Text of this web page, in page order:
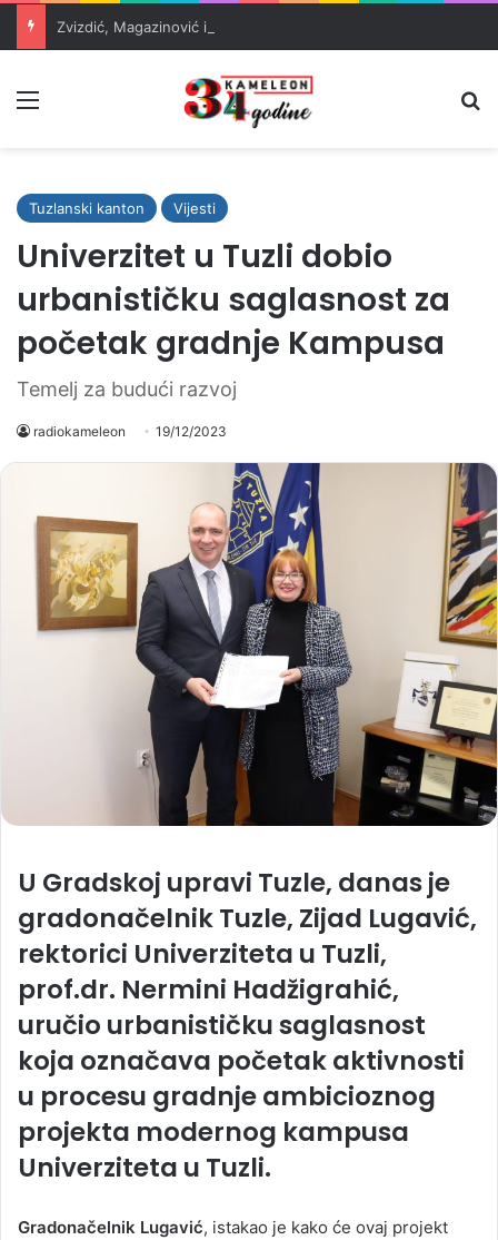
Tuzlanski kanton Vijesti
Univerzitet u Tuzli dobio
urbanističku saglasnost za
početak gradnje Kampusa
Temelj za budući razvoj
radiokameleon 19/12/2023
U Gradskoj upravi Tuzle, danas je
gradonačelnik Tuzle, Zijad Lugavić,
rektorici Univerziteta u Tuzli,
prof.dr. Nermini Hadžigrahić,
uručio urbanističku saglasnost
koja označava početak aktivnosti
u procesu gradnje ambicioznog
projekta modernog kampusa
Univerziteta u Tuzli.
Gradonačelnik Lugavić, istakao je kako će ovaj projekt